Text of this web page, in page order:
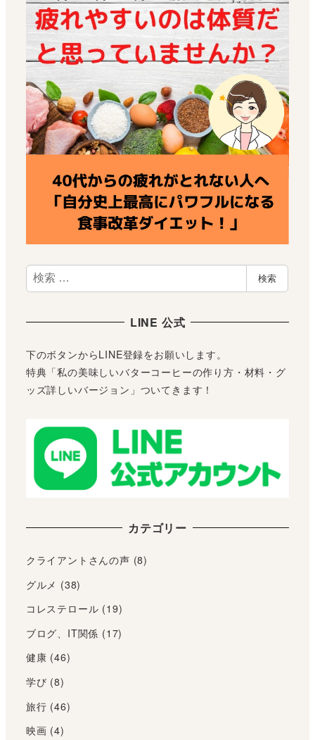
検
索
検索
LINE 公式
下のボタンからLINE登録をお願いします。
特典「私の美味しいバターコーヒーの作り方・材料・グ
ッズ詳しいバージョン」ついてきます！
カテゴリー
クライアントさんの声 (8)
グルメ (38)
コレステロール (19)
ブログ、IT関係 (17)
健康 (46)
学び (8)
旅行 (46)
映画 (4)